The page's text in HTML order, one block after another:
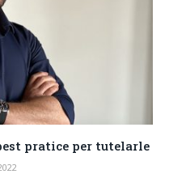
pratice per tutelarle